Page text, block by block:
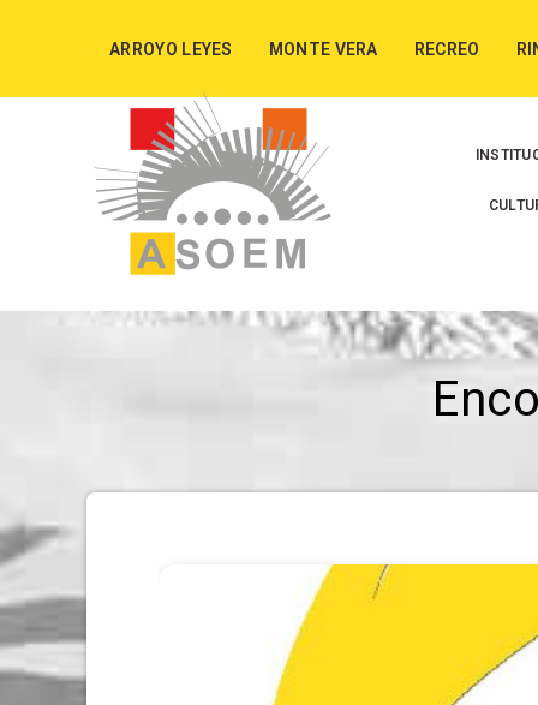
ARROYO LEYES MONTE VERA RECREO